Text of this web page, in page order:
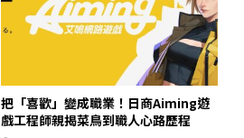
把「喜歡」變成職業！日商Aiming遊
戲工程師親揭菜鳥到職人心路歷程